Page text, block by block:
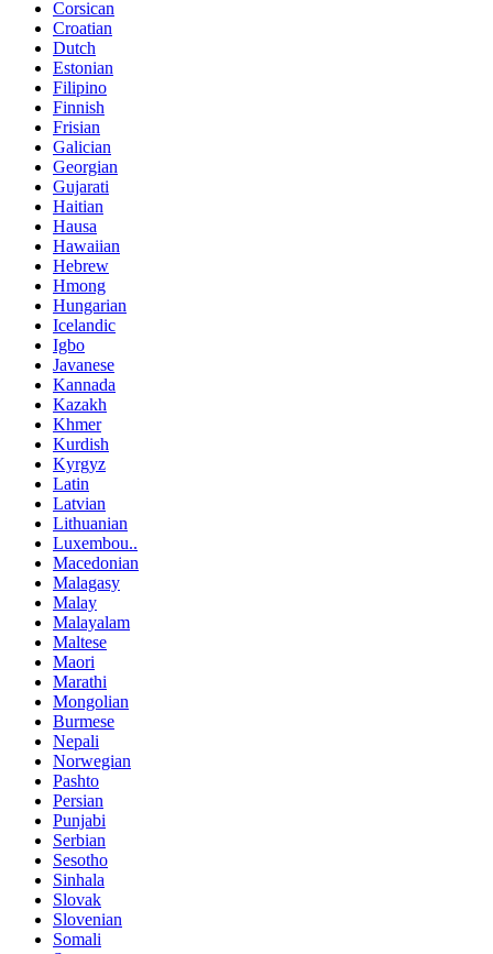
Corsican
Croatian
Dutch
Estonian
Filipino
Finnish
Frisian
Galician
Georgian
Gujarati
Haitian
Hausa
Hawaiian
Hebrew
Hmong
Hungarian
Icelandic
Igbo
Javanese
Kannada
Kazakh
Khmer
Kurdish
Kyrgyz
Latin
Latvian
Lithuanian
Luxembou..
Macedonian
Malagasy
Malay
Malayalam
Maltese
Maori
Marathi
Mongolian
Burmese
Nepali
Norwegian
Pashto
Persian
Punjabi
Serbian
Sesotho
Sinhala
Slovak
Slovenian
Somali